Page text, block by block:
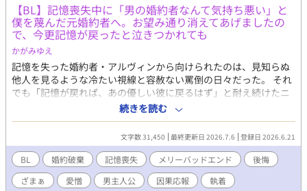
​【BL】記憶喪失中に「男の婚約者なんて気持ち悪い」と
僕を蔑んだ元婚約者へ。お望み通り消えてあげましたの
で、今更記憶が戻ったと泣きつかれても
かがみゆえ
記憶を失った婚約者・アルヴィンから向けられたのは、見知らぬ
他人を見るような冷たい視線と容赦ない罵倒の日々だった。 それ
でも「記憶が戻れば、あの優しい彼に戻るはず」と耐え続けたニ
コラス。 しかし、アルヴィンがみんなの前でニコラスの手紙を破
りながら嘲笑した時、ついに限界を迎える。 「僕が愛したアルヴ
ィンは、あの日死んだんだ」 ​誰も信じられなくなったニコラスは
隣国へ留学することになった。 留学先で過去を乗り越え、新しい
幸福を掴んだニコラス。 そこへ「記憶が戻った」と涙を流すアル
ヴィンが現れるが、すでにニコラスの心には少しの情も残ってな
くて―――……。
続きを読む
文字数 31,450 最終更新日 2026.7.6 登録日 2026.6.21
BL 婚約破棄 記憶喪失 メリーバッドエンド
後悔
ざまぁ
愛憎 男主人公 因果応報 執着